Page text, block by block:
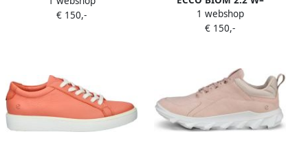
39
€ 150,-
Schoenen–Vrouwen–Roze–
40
1 webshop
€ 150,-